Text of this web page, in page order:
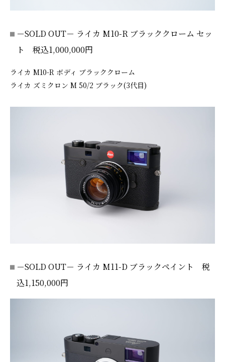
－SOLD OUT－ ライカ M10-R ブラッククローム セッ
ト 税込1,000,000円
ライカ M10-R ボディ ブラッククローム
ライカ ズミクロン M 50/2 ブラック(3代目)
－SOLD OUT－ ライカ M11-D ブラックペイント 税
込1,150,000円